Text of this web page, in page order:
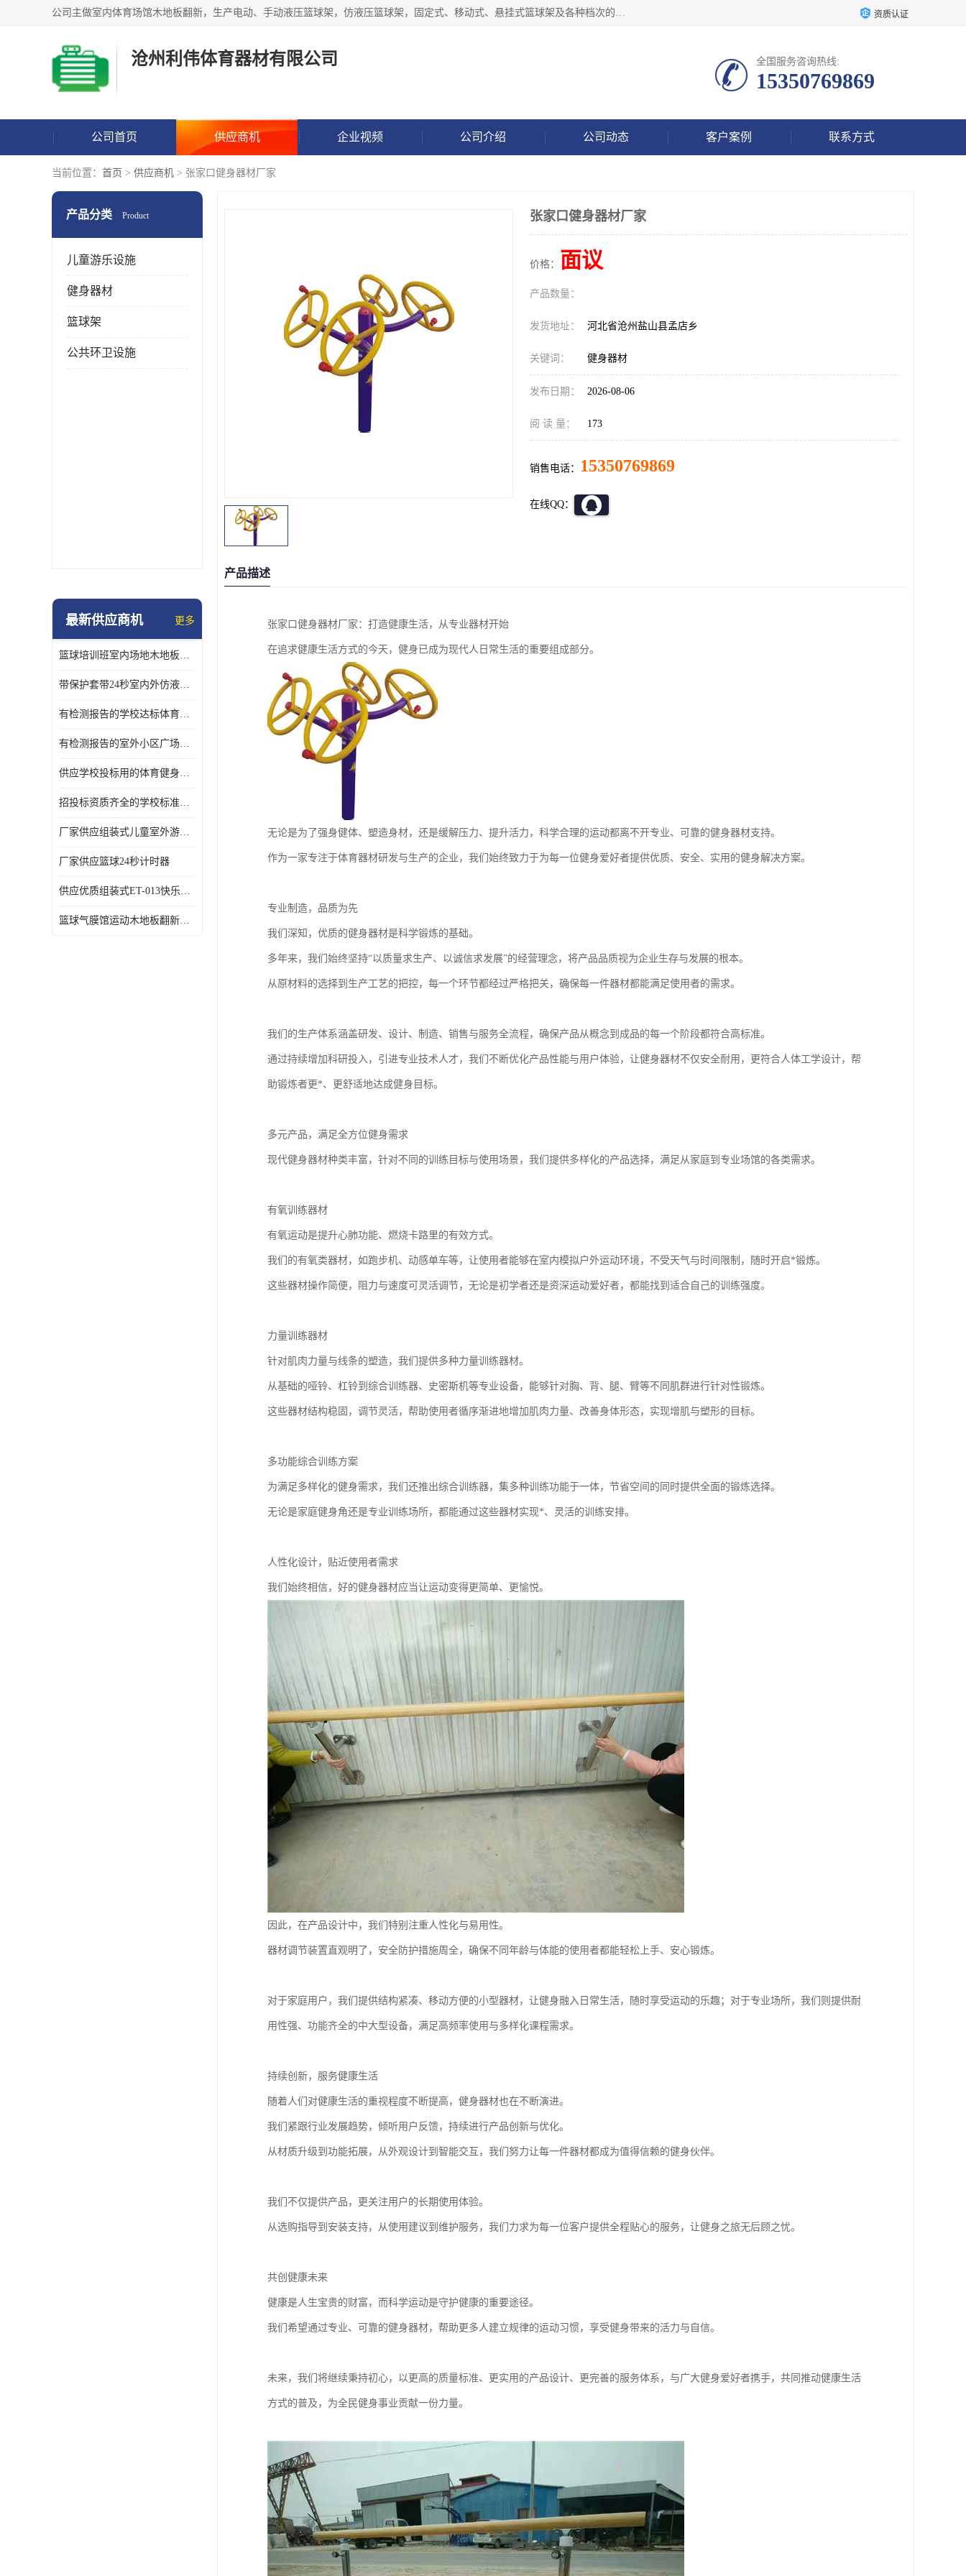
公司主做室内体育场馆木地板翻新，生产电动、手动液压篮球架，仿液压篮球架，固定式、移动式、悬挂式篮球架及各种档次的篮球板，乒乓球台、网球柱、排球柱、羽毛球柱、足球门，各种体操、田径器材等体育器材。 资质认证
沧州利伟体育器材有限公司 全国服务咨询热线:
15350769869
公司首页 供应商机 企业视频 公司介绍 公司动态 客户案例 联系方式
当前位置： 首页 > 供应商机 > 张家口健身器材厂家
产品分类 Product
儿童游乐设施
健身器材
篮球架
公共环卫设施
最新供应商机 更多
篮球培训班室内场地木地板翻新
带保护套带24秒室内外仿液压篮球架
有检测报告的学校达标体育健身器材生产厂家，沧州利伟体育
有检测报告的室外小区广场健身器材生产厂家，沧州利伟体育
供应学校投标用的体育健身器材
招投标资质齐全的学校标准篮球架生产厂家，沧州利伟体育
厂家供应组装式儿童室外游乐滑梯
厂家供应篮球24秒计时器
供应优质组装式ET-013快乐小天使系列儿童游乐滑梯
篮球气膜馆运动木地板翻新改造
张家口健身器材厂家
价格： 面议
产品数量：
发货地址： 河北省沧州盐山县孟店乡
关键词： 健身器材
发布日期： 2026-08-06
阅 读 量： 173
销售电话： 15350769869
在线QQ：
产品描述
张家口健身器材厂家：打造健康生活，从专业器材开始
在追求健康生活方式的今天，健身已成为现代人日常生活的重要组成部分。
无论是为了强身健体、塑造身材，还是缓解压力、提升活力，科学合理的运动都离不开专业、可靠的健身器材支持。
作为一家专注于体育器材研发与生产的企业，我们始终致力于为每一位健身爱好者提供优质、安全、实用的健身解决方案。
专业制造，品质为先
我们深知，优质的健身器材是科学锻炼的基础。
多年来，我们始终坚持“以质量求生产、以诚信求发展”的经营理念，将产品品质视为企业生存与发展的根本。
从原材料的选择到生产工艺的把控，每一个环节都经过严格把关，确保每一件器材都能满足使用者的需求。
我们的生产体系涵盖研发、设计、制造、销售与服务全流程，确保产品从概念到成品的每一个阶段都符合高标准。
通过持续增加科研投入，引进专业技术人才，我们不断优化产品性能与用户体验，让健身器材不仅安全耐用，更符合人体工学设计，帮
助锻炼者更*、更舒适地达成健身目标。
多元产品，满足全方位健身需求
现代健身器材种类丰富，针对不同的训练目标与使用场景，我们提供多样化的产品选择，满足从家庭到专业场馆的各类需求。
有氧训练器材
有氧运动是提升心肺功能、燃烧卡路里的有效方式。
我们的有氧类器材，如跑步机、动感单车等，让使用者能够在室内模拟户外运动环境，不受天气与时间限制，随时开启*锻炼。
这些器材操作简便，阻力与速度可灵活调节，无论是初学者还是资深运动爱好者，都能找到适合自己的训练强度。
力量训练器材
针对肌肉力量与线条的塑造，我们提供多种力量训练器材。
从基础的哑铃、杠铃到综合训练器、史密斯机等专业设备，能够针对胸、背、腿、臂等不同肌群进行针对性锻炼。
这些器材结构稳固，调节灵活，帮助使用者循序渐进地增加肌肉力量、改善身体形态，实现增肌与塑形的目标。
多功能综合训练方案
为满足多样化的健身需求，我们还推出综合训练器，集多种训练功能于一体，节省空间的同时提供全面的锻炼选择。
无论是家庭健身角还是专业训练场所，都能通过这些器材实现*、灵活的训练安排。
人性化设计，贴近使用者需求
我们始终相信，好的健身器材应当让运动变得更简单、更愉悦。
因此，在产品设计中，我们特别注重人性化与易用性。
器材调节装置直观明了，安全防护措施周全，确保不同年龄与体能的使用者都能轻松上手、安心锻炼。
对于家庭用户，我们提供结构紧凑、移动方便的小型器材，让健身融入日常生活，随时享受运动的乐趣；对于专业场所，我们则提供耐
用性强、功能齐全的中大型设备，满足高频率使用与多样化课程需求。
持续创新，服务健康生活
随着人们对健康生活的重视程度不断提高，健身器材也在不断演进。
我们紧跟行业发展趋势，倾听用户反馈，持续进行产品创新与优化。
从材质升级到功能拓展，从外观设计到智能交互，我们努力让每一件器材都成为值得信赖的健身伙伴。
我们不仅提供产品，更关注用户的长期使用体验。
从选购指导到安装支持，从使用建议到维护服务，我们力求为每一位客户提供全程贴心的服务，让健身之旅无后顾之忧。
共创健康未来
健康是人生宝贵的财富，而科学运动是守护健康的重要途径。
我们希望通过专业、可靠的健身器材，帮助更多人建立规律的运动习惯，享受健身带来的活力与自信。
未来，我们将继续秉持初心，以更高的质量标准、更实用的产品设计、更完善的服务体系，与广大健身爱好者携手，共同推动健康生活
方式的普及，为全民健身事业贡献一份力量。